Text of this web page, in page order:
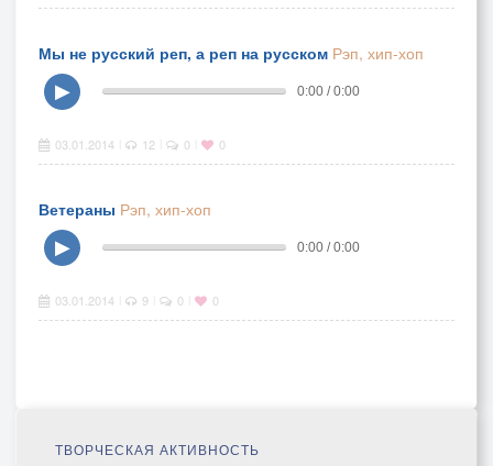
Мы не русский реп, а реп на русском Рэп, хип-хоп
▶
0:00 / 0:00
03.01.2014 12 0 0
Ветераны Рэп, хип-хоп
▶
0:00 / 0:00
03.01.2014 9 0 0
ТВОРЧЕСКАЯ АКТИВНОСТЬ